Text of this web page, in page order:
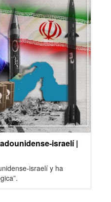
israelí |
israelí y ha